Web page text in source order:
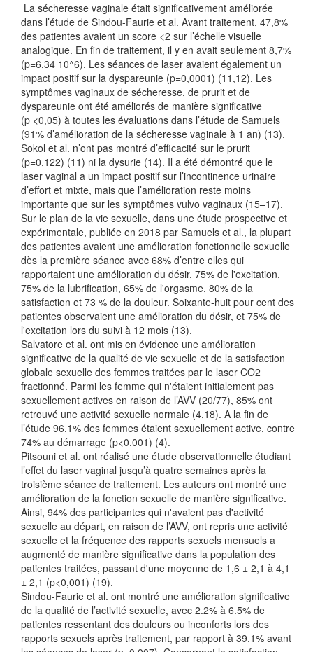
La sécheresse vaginale était significativement améliorée
dans l’étude de Sindou-Faurie et al. Avant traitement, 47,8%
des patientes avaient un score <2 sur l’échelle visuelle
analogique. En fin de traitement, il y en avait seulement 8,7%
(p=6,34 10^6). Les séances de laser avaient également un
impact positif sur la dyspareunie (p=0,0001) (11,12). Les
symptômes vaginaux de sécheresse, de prurit et de
dyspareunie ont été améliorés de manière significative
(p <0,05) à toutes les évaluations dans l’étude de Samuels
(91% d’amélioration de la sécheresse vaginale à 1 an) (13).
Sokol et al. n’ont pas montré d’efficacité sur le prurit
(p=0,122) (11) ni la dysurie (14). Il a été démontré que le
laser vaginal a un impact positif sur l’incontinence urinaire
d’effort et mixte, mais que l’amélioration reste moins
importante que sur les symptômes vulvo vaginaux (15–17).
Sur le plan de la vie sexuelle, dans une étude prospective et
expérimentale, publiée en 2018 par Samuels et al., la plupart
des patientes avaient une amélioration fonctionnelle sexuelle
dès la première séance avec 68% d’entre elles qui
rapportaient une amélioration du désir, 75% de l'excitation,
75% de la lubrification, 65% de l'orgasme, 80% de la
satisfaction et 73 % de la douleur. Soixante-huit pour cent des
patientes observaient une amélioration du désir, et 75% de
l'excitation lors du suivi à 12 mois (13).
Salvatore et al. ont mis en évidence une amélioration
significative de la qualité de vie sexuelle et de la satisfaction
globale sexuelle des femmes traitées par le laser CO2
fractionné. Parmi les femme qui n'étaient initialement pas
sexuellement actives en raison de l’AVV (20/77), 85% ont
retrouvé une activité sexuelle normale (4,18). A la fin de
l’étude 96.1% des femmes étaient sexuellement active, contre
74% au démarrage (p<0.001) (4).
Pitsouni et al. ont réalisé une étude observationnelle étudiant
l’effet du laser vaginal jusqu’à quatre semaines après la
troisième séance de traitement. Les auteurs ont montré une
amélioration de la fonction sexuelle de manière significative.
Ainsi, 94% des participantes qui n'avaient pas d'activité
sexuelle au départ, en raison de l’AVV, ont repris une activité
sexuelle et la fréquence des rapports sexuels mensuels a
augmenté de manière significative dans la population des
patientes traitées, passant d'une moyenne de 1,6 ± 2,1 à 4,1
± 2,1 (p<0,001) (19).
Sindou-Faurie et al. ont montré une amélioration significative
de la qualité de l’activité sexuelle, avec 2.2% à 6.5% de
patientes ressentant des douleurs ou inconforts lors des
rapports sexuels après traitement, par rapport à 39.1% avant